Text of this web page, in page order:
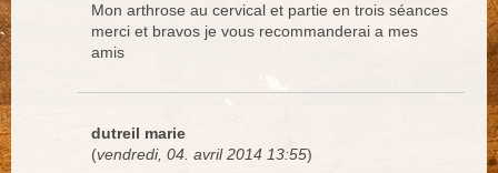
Mon arthrose au cervical et partie en trois séances
merci et bravos je vous recommanderai a mes
amis
dutreil marie
(vendredi, 04. avril 2014 13:55)